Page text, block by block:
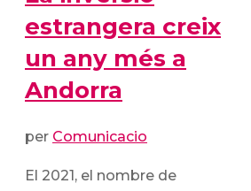
estrangera creix
un any més a
Andorra
per Comunicacio
El 2021, el nombre de